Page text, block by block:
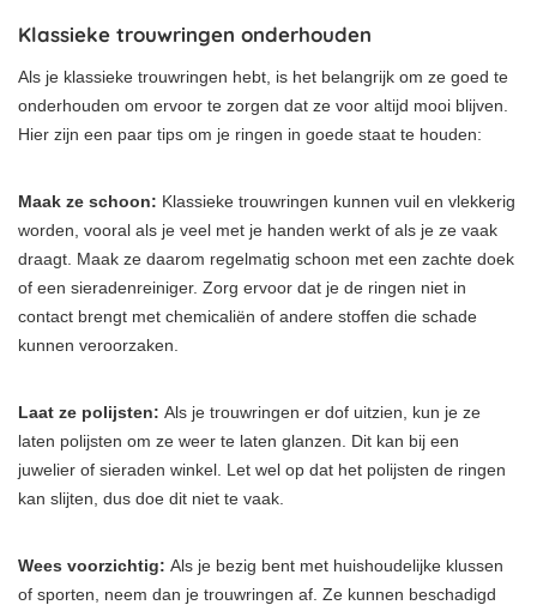
Klassieke trouwringen onderhouden
Als je klassieke trouwringen hebt, is het belangrijk om ze goed te
onderhouden om ervoor te zorgen dat ze voor altijd mooi blijven.
Hier zijn een paar tips om je ringen in goede staat te houden:
Maak ze schoon: Klassieke trouwringen kunnen vuil en vlekkerig
worden, vooral als je veel met je handen werkt of als je ze vaak
draagt. Maak ze daarom regelmatig schoon met een zachte doek
of een sieradenreiniger. Zorg ervoor dat je de ringen niet in
contact brengt met chemicaliën of andere stoffen die schade
kunnen veroorzaken.
Laat ze polijsten: Als je trouwringen er dof uitzien, kun je ze
laten polijsten om ze weer te laten glanzen. Dit kan bij een
juwelier of sieraden winkel. Let wel op dat het polijsten de ringen
kan slijten, dus doe dit niet te vaak.
Wees voorzichtig: Als je bezig bent met huishoudelijke klussen
of sporten, neem dan je trouwringen af. Ze kunnen beschadigd